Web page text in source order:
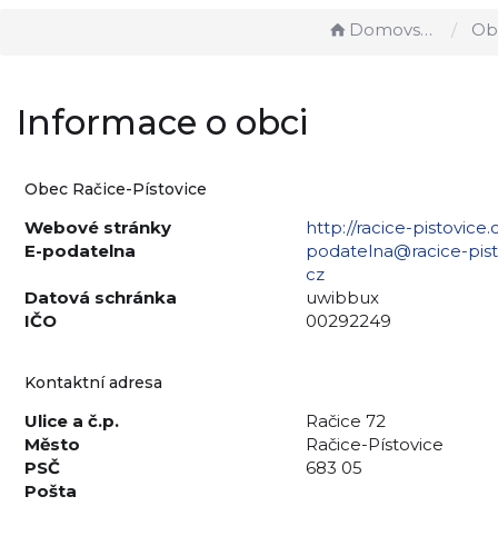
Domovská stránka
Informace o obci
Obec Račice-Pístovice
Webové stránky
http://racice-
E-podatelna
podatelna@racice-
cz
Datová schránka
uwibbux
IČO
00292249
Kontaktní adresa
Ulice a č.p.
Račice 72
Město
Račice-Pístovice
PSČ
683 05
Pošta